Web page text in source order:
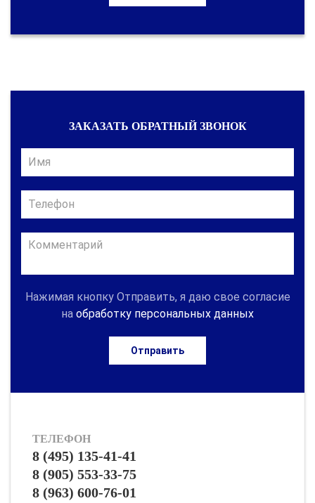
ЗАКАЗАТЬ ОБРАТНЫЙ ЗВОНОК
Нажимая кнопку Отправить, я даю свое согласие
на обработку персональных данных
Отправить
ТЕЛЕФОН
8 (495) 135-41-41
8 (905) 553-33-75
8 (963) 600-76-01